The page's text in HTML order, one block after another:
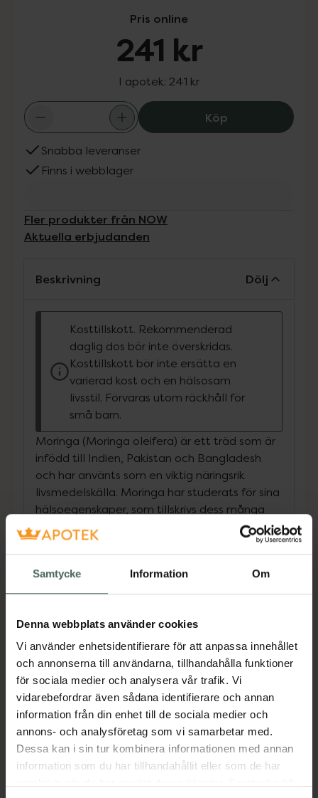
Samtycke Information Om
Denna webbplats använder cookies
Vi använder enhetsidentifierare för att anpassa innehållet
och annonserna till användarna, tillhandahålla funktioner
för sociala medier och analysera vår trafik. Vi
vidarebefordrar även sådana identifierare och annan
information från din enhet till de sociala medier och
annons- och analysföretag som vi samarbetar med.
Dessa kan i sin tur kombinera informationen med annan
information som du har tillhandahållit eller som de har
Pris online
241 kr
I apotek: 241 kr
KöpNOW Moringa
Snabba leveranser
Finns i webblager
Fler produkter från NOW
Aktuella erbjudanden
Beskrivning Dölj
Kosttillskott. Rekommenderad
daglig dos bör inte överskridas.
Kosttillskott bör inte ersätta en
varierad kost och en hälsosam
livsstil. Förvaras utom räckhåll för
små barn.
Moringa (Moringa oleifera) är ett träd som är
infödd till Indien, Pakistan och Bangladesh
och har använts som en viktig näringsrik
livsmedelskälla. Moringa har studerats för sina
hälsoegenskaper, som tillskrivs dess många
naturligt förekommande bioaktiva
komponenter, inklusive fenolsyror, flavonoider,
Moringa, även känt som ’’mirakelträdet’’, är en
växt som imponerar med sin oerhörda
Moringa är rikt på näringsämnen som
vitaminer, mineraler, antioxidanter och
essentiella aminosyror. Den innehåller bland
annat A-vitamin, C-vitamin, järn, kalcium och
kalium. Dess potenta antioxidanthalt bidrar till
att bekämpa fria radikaler och stärka
immunförsvaret. Dessutom är moringa känt
för att kunna stödja matsmältningshälsan och
främja en sund metabolism.
Jämförpris 2,83 kr/st